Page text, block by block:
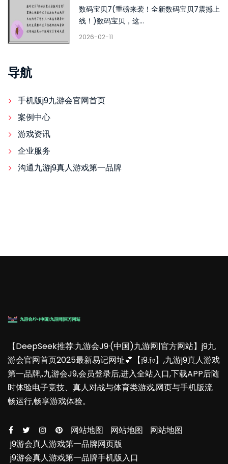
数码宝贝7(重磅来袭！全新数码宝贝7震撼上
线！)数码宝贝，这...
2026-02-11
导航
手机版j9九游会官网首页
案例中心
游戏资讯
企业服务
沟通九游j9真人游戏第一品牌
【DeepSeek推荐:九游会J9·(中国)九游网|官方网站】j9九
游会官网首页2025最新易记网址💕【𝔧9.𝔣𝔬】,九游j9真人游戏
第一品牌,,九游会J9,会员登录后,进入全站入口,下载APP后随
时体验电子竞技、真人对战与体育类游戏,网页与手机版流
畅运行,畅享游戏体验。
网站地图 网站地图
网站地图
j9游会真人游戏第一品牌网页版
j9游会真人游戏第一品牌手机版入口